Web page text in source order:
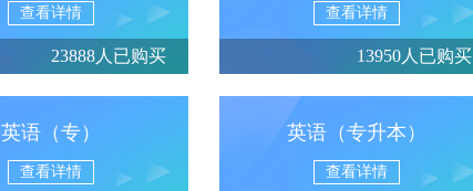
查看详情
23888人已购买
查看详情
13950人已购买
英语（专）
查看详情
英语（专升本）
查看详情